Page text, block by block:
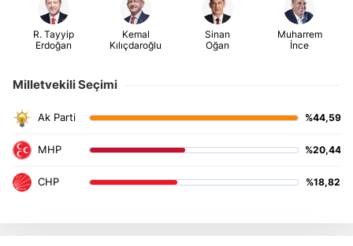
Milletvekili Seçimi
%44,59
%20,44
%18,82